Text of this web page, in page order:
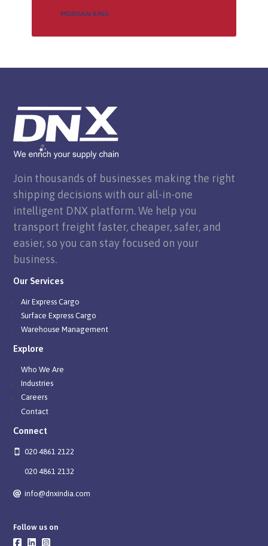
MORGAN KING
Join thousands of businesses making the right
shipping decisions with our all-in-one
intelligent DNX platform. We help you
transport freight faster, cheaper, safer, and
easier, so you can stay focused on your
business.
Our Services
Air Express Cargo
Surface Express Cargo
Warehouse Management
Explore
Who We Are
Industries
Careers
Contact
Connect
020 4861 2122
020 4861 2132
info@dnxindia.com
Follow us on